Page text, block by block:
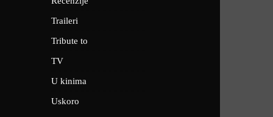
Traileri
Tribute to
TV
U kinima
Uskoro